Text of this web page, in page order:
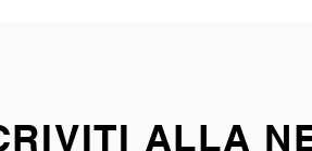
ALLA